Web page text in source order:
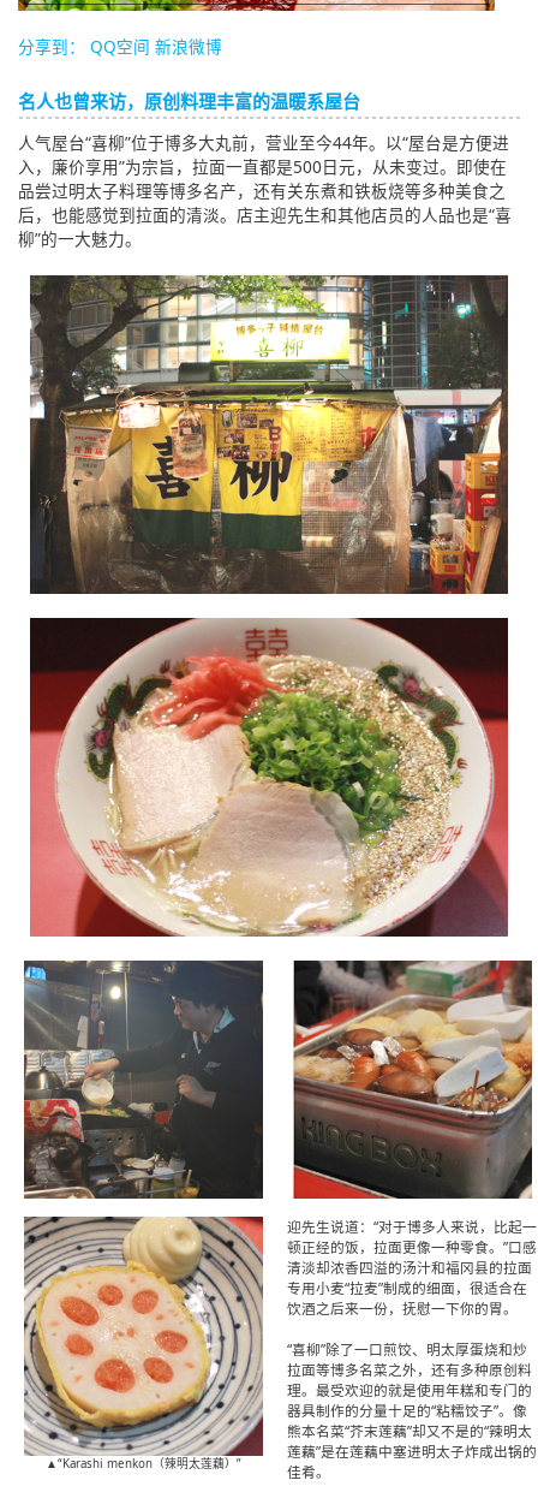
tiéng Viêt
Bahasa Indonesia
分享到： QQ空间 新浪微博
名人也曾来访，原创料理丰富的温暖系屋台
人气屋台“喜柳”位于博多大丸前，营业至今44年。以“屋台是方便进
入，廉价享用”为宗旨，拉面一直都是500日元，从未变过。即使在
品尝过明太子料理等博多名产，还有关东煮和铁板烧等多种美食之
后，也能感觉到拉面的清淡。店主迎先生和其他店员的人品也是“喜
柳”的一大魅力。
▲“Karashi menkon（辣明太莲藕）”
迎先生说道：“对于博多人来说，比起一
顿正经的饭，拉面更像一种零食。”口感
清淡却浓香四溢的汤汁和福冈县的拉面
专用小麦“拉麦”制成的细面，很适合在
饮酒之后来一份，抚慰一下你的胃。
“喜柳”除了一口煎饺、明太厚蛋烧和炒
拉面等博多名菜之外，还有多种原创料
理。最受欢迎的就是使用年糕和专门的
器具制作的分量十足的“粘糯饺子”。像
熊本名菜“芥末莲藕”却又不是的“辣明太
莲藕”是在莲藕中塞进明太子炸成出锅的
佳肴。